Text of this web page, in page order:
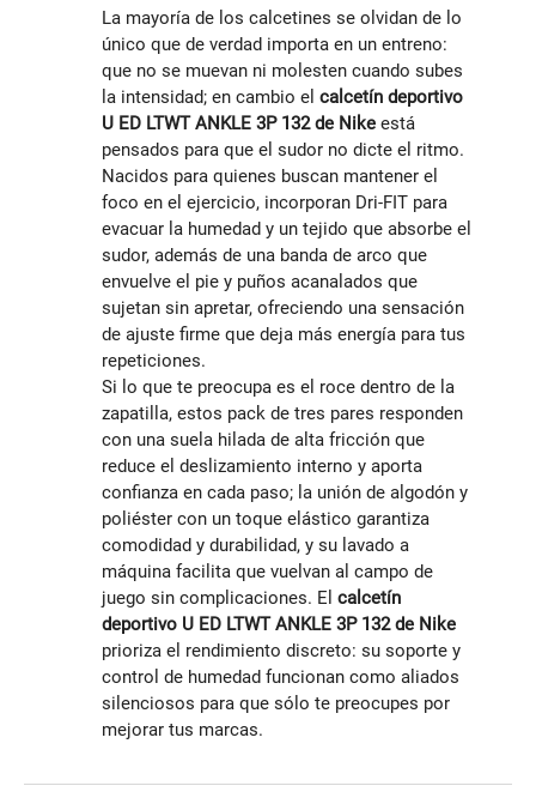
La mayoría de los calcetines se olvidan de lo
único que de verdad importa en un entreno:
que no se muevan ni molesten cuando subes
la intensidad; en cambio el calcetín deportivo
U ED LTWT ANKLE 3P 132 de Nike está
pensados para que el sudor no dicte el ritmo.
Nacidos para quienes buscan mantener el
foco en el ejercicio, incorporan Dri‑FIT para
evacuar la humedad y un tejido que absorbe el
sudor, además de una banda de arco que
envuelve el pie y puños acanalados que
sujetan sin apretar, ofreciendo una sensación
de ajuste firme que deja más energía para tus
repeticiones.
Si lo que te preocupa es el roce dentro de la
zapatilla, estos pack de tres pares responden
con una suela hilada de alta fricción que
reduce el deslizamiento interno y aporta
confianza en cada paso; la unión de algodón y
poliéster con un toque elástico garantiza
comodidad y durabilidad, y su lavado a
máquina facilita que vuelvan al campo de
juego sin complicaciones. El calcetín
deportivo U ED LTWT ANKLE 3P 132 de Nike
prioriza el rendimiento discreto: su soporte y
control de humedad funcionan como aliados
silenciosos para que sólo te preocupes por
mejorar tus marcas.